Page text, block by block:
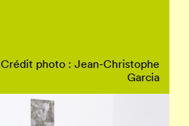
Crédit photo : Jean-Christophe
Garcia